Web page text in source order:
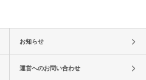
お知らせ
運営へのお問い合わせ